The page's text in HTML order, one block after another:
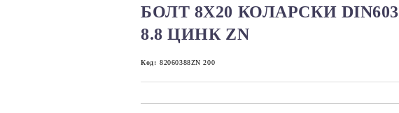
БОЛТ 8Х20 КОЛАРСКИ DIN603
8.8 ЦИНК ZN
Код: 82060388ZN 200